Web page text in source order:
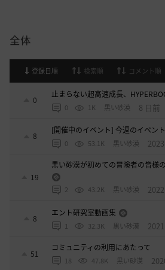
全体
登録日順 検索順 コメント順
0
止まらない超高速成長、
0 1K 黒い砂漠 8 日前
8
[開催中のイベント] 今週のイベン
0 53.1K 黒い砂漠
19
黒い砂漠が初めての冒険者の皆様
2 43.2K 黒い砂漠
8
エント研究室動画集
1 32.3K 黒い砂漠
51
コミュニティの利用にあたって
18 47.8K 黒い砂漠